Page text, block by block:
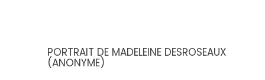
PORTRAIT DE MADELEINE DESROSEAUX
(ANONYME)